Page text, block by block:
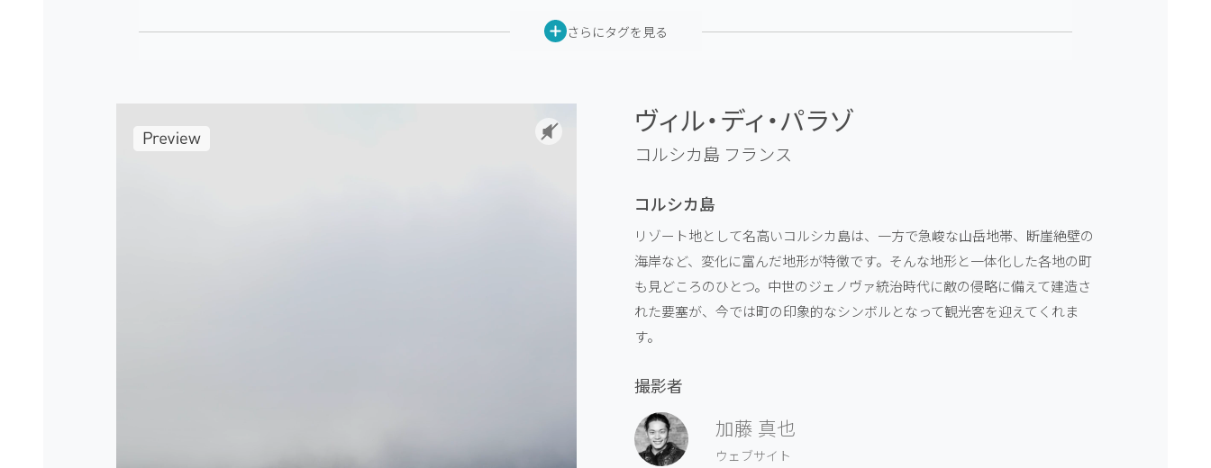
さらにタグを見る
ヴィル・ディ・パラゾ
コルシカ島 フランス
コルシカ島
リゾート地として名高いコルシカ島は、一方で急峻な山岳地帯、断崖絶壁の
海岸など、変化に富んだ地形が特徴です。そんな地形と一体化した各地の町
も見どころのひとつ。中世のジェノヴァ統治時代に敵の侵略に備えて建造さ
れた要塞が、今では町の印象的なシンボルとなって観光客を迎えてくれま
す。
撮影者
加藤 真也
ウェブサイト